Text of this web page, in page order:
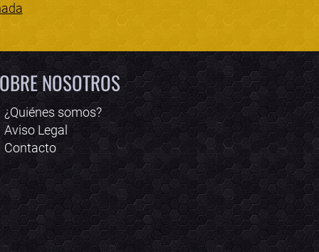
NOSOTROS
¿Quiénes somos?
Aviso Legal
Contacto
Online · Te ayudo a encontrar conciertos